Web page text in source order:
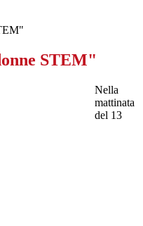
STEM"
Nella
mattinata
del 13